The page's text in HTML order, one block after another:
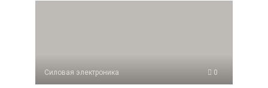
Силовая электроника 0